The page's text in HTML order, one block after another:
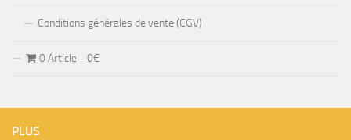
Conditions générales de vente (CGV)
0 Article 0€
PLUS